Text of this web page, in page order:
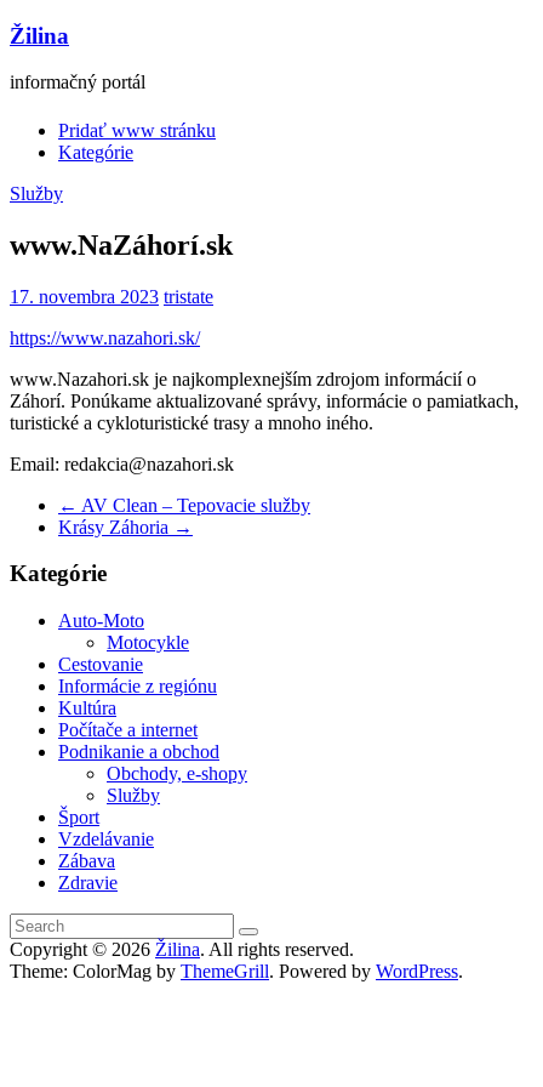
Žilina
informačný portál
Pridať www stránku
Kategórie
Služby
www.NaZáhorí.sk
17. novembra 2023 tristate
https://www.nazahori.sk/
www.Nazahori.sk je najkomplexnejším zdrojom informácií o
Záhorí. Ponúkame aktualizované správy, informácie o pamiatkach,
turistické a cykloturistické trasy a mnoho iného.
Email: redakcia@nazahori.sk
← AV Clean – Tepovacie služby
Krásy Záhoria →
Kategórie
Auto-Moto
Motocykle
Cestovanie
Informácie z regiónu
Kultúra
Počítače a internet
Podnikanie a obchod
Obchody, e-shopy
Služby
Šport
Vzdelávanie
Zábava
Zdravie
Copyright © 2026 Žilina. All rights reserved.
Theme: ColorMag by ThemeGrill. Powered by WordPress.